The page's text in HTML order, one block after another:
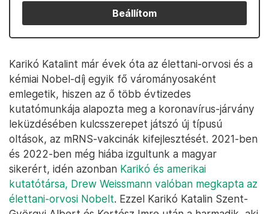
Beállítom
Karikó Katalint már évek óta az élettani-orvosi és a
kémiai Nobel-díj egyik fő várományosaként
emlegetik, hiszen az ő több évtizedes
kutatómunkája alapozta meg a koronavírus-járvány
leküzdésében kulcsszerepet játszó új típusú
oltások, az mRNS-vakcinák kifejlesztését. 2021-ben
és 2022-ben még hiába izgultunk a magyar
sikerért, idén azonban Karikó és amerikai
kutatótársa, Drew Weissmann valóban megkapta az
élettani-orvosi Nobelt. Ezzel Karikó Katalin Szent-